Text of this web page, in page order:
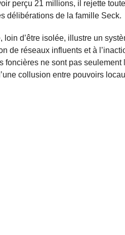
perçu 21 millions, il rejette
délibérations de la famille Seck.
loin d’être isolée, illustre un
de réseaux influents et à
foncières ne sont pas
collusion entre pouvoirs